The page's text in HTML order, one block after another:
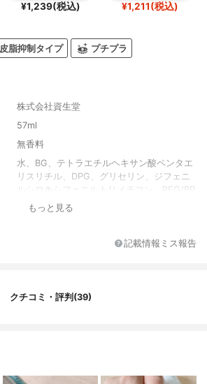
¥1,239(税込) ¥1,211(税込)
皮脂抑制タイプ プチプラ
株式会社資生堂
57ml
無香料
水、BG、テトラエチルヘキサン酸ペンタエ
リスリチル、DPG、グリセリン、ジフェニ
ルシロキシフェニルトリメチコン、PEG/PP
G-14/7ジメチルエーテル、トリメチルシロ
ルギニン、ハマメリス葉エキス、ジメチコ
もっと見る
記載情報ミス報告
クチコミ・評判(39)